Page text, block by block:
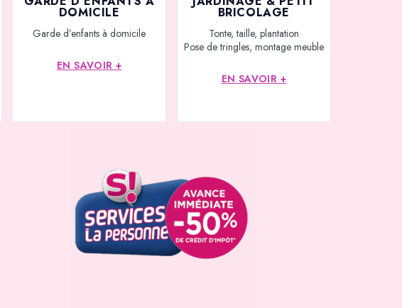
DOMICILE
Garde d’enfants à domicile
EN SAVOIR +
BRICOLAGE
Tonte, taille, plantation
Pose de tringles, montage meuble
EN SAVOIR +